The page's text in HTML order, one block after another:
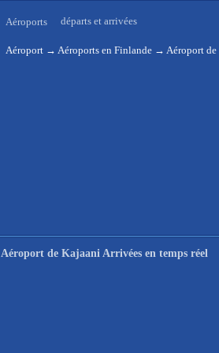
Aéroports départs et arrivées
Aéroport → Aéroports en Finlande → Aéroport de
Aéroport de Kajaani Arrivées en temps réel